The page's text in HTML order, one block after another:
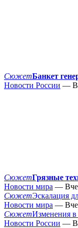
СюжетБанкет
Новости России —
СюжетГрязные
Новости мира —
СюжетЭскалация
Новости мира —
СюжетИзменения
Новости России —